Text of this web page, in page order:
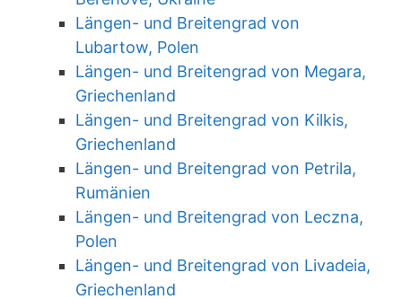
Längen- und Breitengrad von
Lubartow, Polen
Längen- und Breitengrad von Megara,
Griechenland
Längen- und Breitengrad von Kilkis,
Griechenland
Längen- und Breitengrad von Petrila,
Rumänien
Längen- und Breitengrad von Leczna,
Polen
Längen- und Breitengrad von Livadeia,
Griechenland